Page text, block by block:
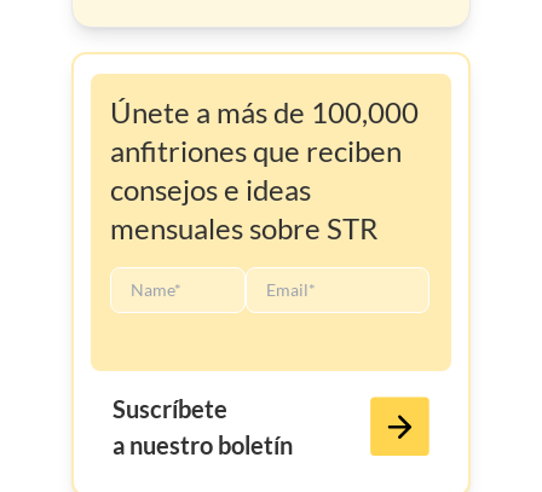
Únete a más de 100,000
anfitriones que reciben
consejos e ideas
mensuales sobre STR
Suscríbete
a nuestro boletín